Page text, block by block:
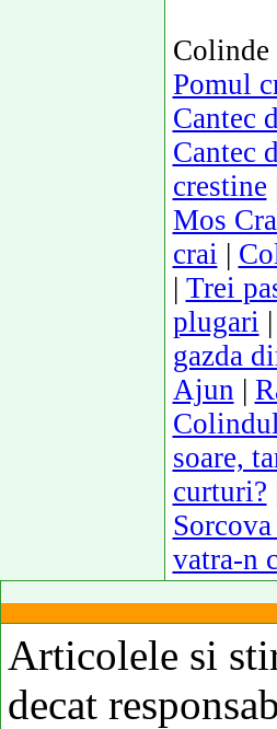
Colinde
Pomul
Cantec
Cantec
crestine
Mos
crai |
| Trei
plugari |
gazda
Ajun |
soare,
curturi?
vatra-n
Articolele si
decat